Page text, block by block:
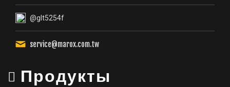
@glt5254f
service@marox.com.tw
Продукты